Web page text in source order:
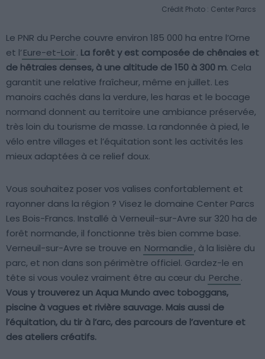
Crédit Photo : Center Parcs
Le PNR du Perche couvre environ 185 000 ha entre l’Orne
et l’Eure-et-Loir. La forêt y est composée de chênaies et
de hêtraies denses, à une altitude de 150 à 300 m. Cela
garantit une relative fraîcheur, même en juillet. Les
manoirs cachés dans la verdure, les haras et le bocage
normand donnent au territoire une ambiance préservée,
très loin du tourisme de masse. La randonnée à pied, le
vélo entre villages et l’équitation sont les activités les
mieux adaptées à ce relief doux.
Vous souhaitez poser vos valises confortablement et
rayonner dans la région ? Visez le domaine Center Parcs
Les Bois-Francs. Installé à Verneuil-sur-Avre sur 320 ha de
forêt normande, il fonctionne très bien comme base.
Verneuil-sur-Avre se trouve en Normandie, à la lisière du
parc, et non dans son périmètre officiel. Gardez-le en
tête si vous voulez vraiment être au cœur du Perche.
Vous y trouverez un Aqua Mundo avec toboggans,
piscine à vagues et rivière sauvage. Mais aussi de
l’équitation, du tir à l’arc, des parcours de l’aventure et
des ateliers créatifs.